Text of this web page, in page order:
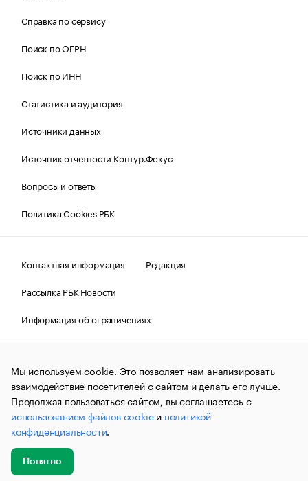
Справка по сервису
Поиск по ОГРН
Поиск по ИНН
Статистика и аудитория
Источники данных
Источник отчетности Контур.Фокус
Вопросы и ответы
Политика Cookies РБК
Контактная информация
Редакция
Рассылка РБК Новости
Информация об ограничениях
Правовая информация
О соблюдении авторских прав
© АО «РОСБИЗНЕСКОНСАЛТИНГ»,1995–2026.Сообщения
и материалы информационного агентства «РБК»
(зарегистрировано Федеральной службой по надзору в сфере
связи, информационных технологий и массовых
коммуникаций (Роскомнадзор) 09.12.2015 за номером ИА
№ФС77-63848) сопровождаются пометкой «РБК». Отдельные
публикации могут содержать информацию,
не предназначенную для пользователей
до 18 лет.
Мы используем cookie. Это позволяет нам анализировать
взаимодействие посетителей с сайтом и делать его лучше.
Продолжая пользоваться сайтом, вы соглашаетесь с
использованием файлов cookieи политикой
конфиденциальности.
Понятно